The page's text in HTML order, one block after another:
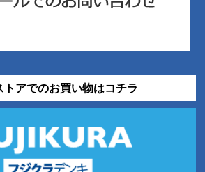
トアでのお買い物はコチラ